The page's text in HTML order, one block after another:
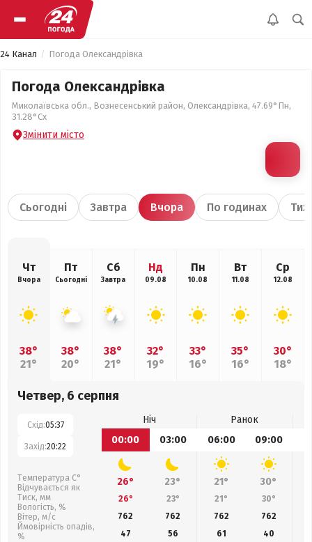
24 Канал Погода Олександрівка
Погода Олександрівка
Миколаївська обл., Вознесенський район, Олександрівка, 47.69°Пн,
31.28°Сх
Змінити місто
Сьогодні Завтра Вчора По годинах
Чт
Вчора
38°
21°
Пт
Сьогодні
38°
20°
Сб
Завтра
38°
21°
Нд
09.08
32°
19°
Пн
10.08
33°
16°
Вт
11.08
35°
16°
Ср
12.08
30°
18°
Четвер, 6 серпня
Схід:05:37
Захід:20:22
Температура С°
Відчувається як
Тиск, мм
Вологість, %
Вітер, м/с
Ймовірність опадів,
%
Ніч
Ранок
00:00
03:00 06:00 09:00
26° 23° 21° 30°
26° 23° 21° 30°
762
762 762 762
47
56 61 40